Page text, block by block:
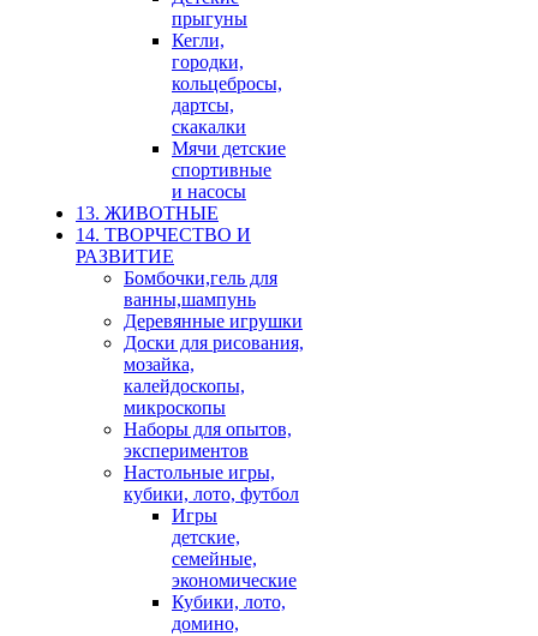
прыгуны
Кегли,
городки,
кольцебросы,
дартсы,
скакалки
Мячи детские
спортивные
и насосы
13. ЖИВОТНЫЕ
14. ТВОРЧЕСТВО И
РАЗВИТИЕ
Бомбочки,гель для
ванны,шампунь
Деревянные игрушки
Доски для рисования,
мозайка,
калейдоскопы,
микроскопы
Наборы для опытов,
экспериментов
Настольные игры,
кубики, лото, футбол
Игры
детские,
семейные,
экономические
Кубики, лото,
домино,